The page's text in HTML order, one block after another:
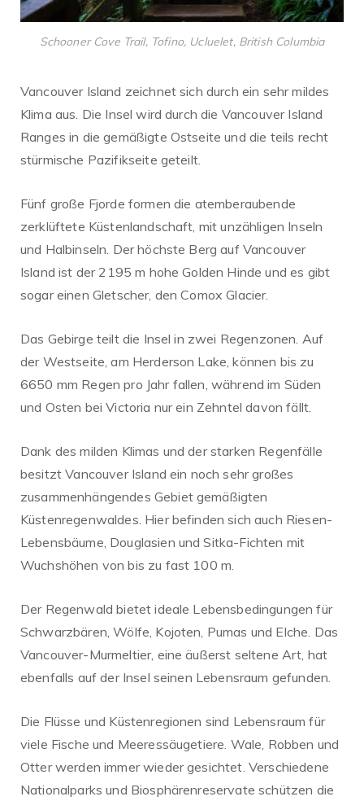
Schooner Cove Trail, Tofino, Ucluelet, British Columbia
Vancouver Island zeichnet sich durch ein sehr mildes
Klima aus. Die Insel wird durch die Vancouver Island
Ranges in die gemäßigte Ostseite und die teils recht
stürmische Pazifikseite geteilt.
Fünf große Fjorde formen die atemberaubende
zerklüftete Küstenlandschaft, mit unzähligen Inseln
und Halbinseln. Der höchste Berg auf Vancouver
Island ist der 2195 m hohe Golden Hinde und es gibt
sogar einen Gletscher, den Comox Glacier.
Das Gebirge teilt die Insel in zwei Regenzonen. Auf
der Westseite, am Herderson Lake, können bis zu
6650 mm Regen pro Jahr fallen, während im Süden
und Osten bei Victoria nur ein Zehntel davon fällt.
Dank des milden Klimas und der starken Regenfälle
besitzt Vancouver Island ein noch sehr großes
zusammenhängendes Gebiet gemäßigten
Küstenregenwaldes. Hier befinden sich auch Riesen-
Lebensbäume, Douglasien und Sitka-Fichten mit
Wuchshöhen von bis zu fast 100 m.
Der Regenwald bietet ideale Lebensbedingungen für
Schwarzbären, Wölfe, Kojoten, Pumas und Elche. Das
Vancouver-Murmeltier, eine äußerst seltene Art, hat
ebenfalls auf der Insel seinen Lebensraum gefunden.
Die Flüsse und Küstenregionen sind Lebensraum für
viele Fische und Meeressäugetiere. Wale, Robben und
Otter werden immer wieder gesichtet. Verschiedene
Nationalparks und Biosphärenreservate schützen die